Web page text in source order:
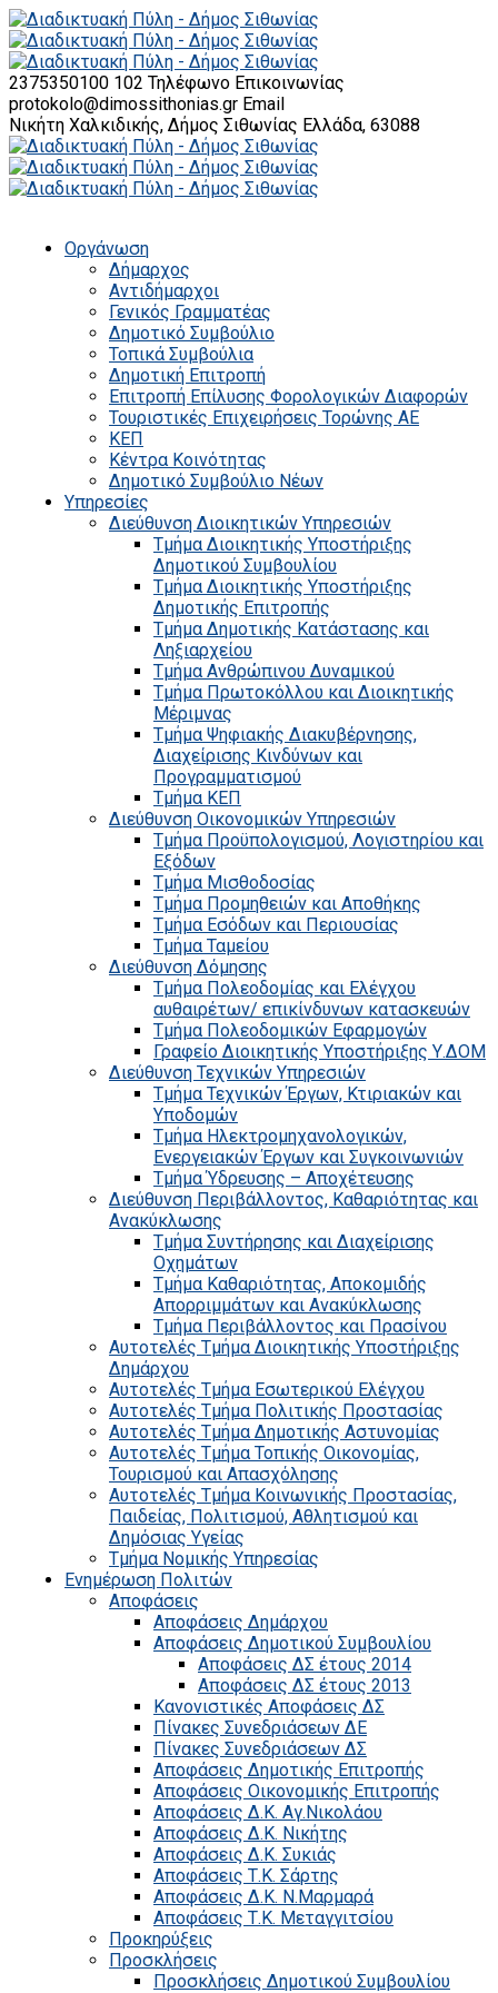
2375350100 102 Τηλέφωνο Επικοινωνίας
protokolo@dimossithonias.gr Email
Νικήτη Χαλκιδικής, Δήμος Σιθωνίας Ελλάδα, 63088
Οργάνωση
Δήμαρχος
Αντιδήμαρχοι
Γενικός Γραμματέας
Δημοτικό Συμβούλιο
Τοπικά Συμβούλια
Δημοτική Επιτροπή
Επιτροπή Επίλυσης Φορολογικών Διαφορών
Τουριστικές Επιχειρήσεις Τορώνης ΑΕ
ΚΕΠ
Κέντρα Κοινότητας
Δημοτικό Συμβούλιο Νέων
Υπηρεσίες
Διεύθυνση Διοικητικών Υπηρεσιών
Τμήμα Διοικητικής Υποστήριξης
Δημοτικού Συμβουλίου
Τμήμα Διοικητικής Υποστήριξης
Δημοτικής Επιτροπής
Τμήμα Δημοτικής Κατάστασης και
Ληξιαρχείου
Τμήμα Ανθρώπινου Δυναμικού
Τμήμα Πρωτοκόλλου και Διοικητικής
Μέριμνας
Τμήμα Ψηφιακής Διακυβέρνησης,
Διαχείρισης Κινδύνων και
Προγραμματισμού
Τμήμα ΚΕΠ
Διεύθυνση Οικονομικών Υπηρεσιών
Τμήμα Προϋπολογισμού, Λογιστηρίου και
Εξόδων
Τμήμα Μισθοδοσίας
Τμήμα Προμηθειών και Αποθήκης
Τμήμα Εσόδων και Περιουσίας
Τμήμα Ταμείου
Διεύθυνση Δόμησης
Τμήμα Πολεοδομίας και Ελέγχου
αυθαιρέτων/ επικίνδυνων κατασκευών
Τμήμα Πολεοδομικών Εφαρμογών
Γραφείο Διοικητικής Υποστήριξης Υ.ΔΟΜ
Διεύθυνση Τεχνικών Υπηρεσιών
Τμήμα Τεχνικών Έργων, Κτιριακών και
Υποδομών
Τμήμα Ηλεκτρομηχανολογικών,
Ενεργειακών Έργων και Συγκοινωνιών
Τμήμα Ύδρευσης – Αποχέτευσης
Διεύθυνση Περιβάλλοντος, Καθαριότητας και
Ανακύκλωσης
Τμήμα Συντήρησης και Διαχείρισης
Οχημάτων
Τμήμα Καθαριότητας, Αποκομιδής
Απορριμμάτων και Ανακύκλωσης
Τμήμα Περιβάλλοντος και Πρασίνου
Αυτοτελές Τμήμα Διοικητικής Υποστήριξης
Δημάρχου
Αυτοτελές Τμήμα Εσωτερικού Ελέγχου
Αυτοτελές Τμήμα Πολιτικής Προστασίας
Αυτοτελές Τμήμα Δημοτικής Αστυνομίας
Αυτοτελές Τμήμα Τοπικής Οικονομίας,
Τουρισμού και Απασχόλησης
Αυτοτελές Τμήμα Κοινωνικής Προστασίας,
Παιδείας, Πολιτισμού, Αθλητισμού και
Δημόσιας Υγείας
Τμήμα Νομικής Υπηρεσίας
Ενημέρωση Πολιτών
Αποφάσεις
Αποφάσεις Δημάρχου
Αποφάσεις Δημοτικού Συμβουλίου
Αποφάσεις ΔΣ έτους 2014
Αποφάσεις ΔΣ έτους 2013
Κανονιστικές Αποφάσεις ΔΣ
Πίνακες Συνεδριάσεων ΔΕ
Πίνακες Συνεδριάσεων ΔΣ
Αποφάσεις Δημοτικής Επιτροπής
Αποφάσεις Οικονομικής Επιτροπής
Αποφάσεις Δ.Κ. Αγ.Νικολάου
Αποφάσεις Δ.Κ. Νικήτης
Αποφάσεις Δ.Κ. Συκιάς
Αποφάσεις Τ.Κ. Σάρτης
Αποφάσεις Δ.Κ. Ν.Μαρμαρά
Αποφάσεις Τ.Κ. Μεταγγιτσίου
Προκηρύξεις
Προσκλήσεις
Προσκλήσεις Δημοτικού Συμβουλίου